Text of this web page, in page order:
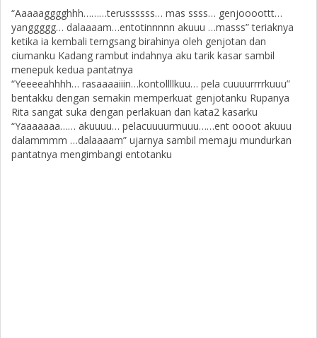
“Aaaaagggghhh………terussssss… mas ssss… genjoooottt…
yanggggg… dalaaaam…entotinnnnn akuuu …masss” teriaknya
ketika ia kembali terngsang birahinya oleh genjotan dan
ciumanku Kadang rambut indahnya aku tarik kasar sambil
menepuk kedua pantatnya
“Yeeeeahhhh… rasaaaaiiin…kontollllkuu… pela cuuuurrrrkuuu”
bentakku dengan semakin memperkuat genjotanku Rupanya
Rita sangat suka dengan perlakuan dan kata2 kasarku
“Yaaaaaaa…… akuuuu… pelacuuuurmuuu……ent oooot akuuu
dalammmm …dalaaaam” ujarnya sambil memaju mundurkan
pantatnya mengimbangi entotanku